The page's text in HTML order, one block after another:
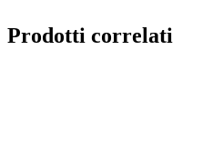
Prodotti correlati